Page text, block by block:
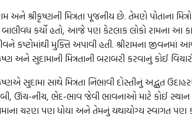
અને શ્રીકૃષ્ણની મિત્રતા પૂજનીય છે. તેમણે પોતાના
બાલીવધ કર્યો હતો, આજે પણ કેટલાક લોકો રામના આ
કષ્ટોમાંથી મુક્તિ અપાવી હતી. શ્રીરામના જીવનમાં
અને સુદામાની મિત્રતાની બરાબરી કરવાનું કોઈ
સુદામા સાથે મિત્રતા નિભાવી દોસ્તીનું અદ્ભુત
ઊંચ-નીચ, ભેદ-ભાવ જેવી ભાવનાઓ માટે કોઈ
ચરણ પણ ધોયા અને તેમનું યથાયોગ્ય સ્વાગત પણ